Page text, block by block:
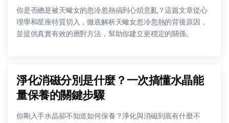
你是否總是被天蠍女的忽冷忽熱搞到心煩意亂？這篇文章從心
理學和星座特質切入，徹底解析天蠍女忽冷忽熱的背後原因，
並提供真實有效的應對方法，幫助你建立更穩定的關係。
淨化消磁分別是什麼？一次搞懂水晶能
量保養的關鍵步驟
你剛入手水晶卻不知道如何保養？淨化與消磁到底有什麼不